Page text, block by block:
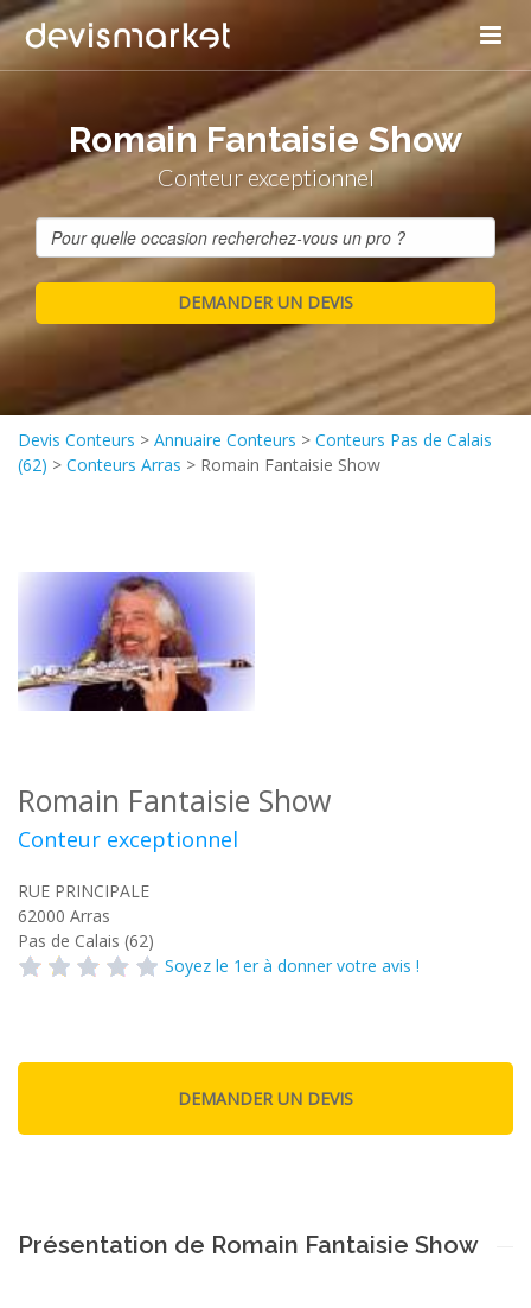
Romain Fantaisie Show
Conteur exceptionnel
Devis Conteurs > Annuaire Conteurs > Conteurs Pas de Calais
(62) > Conteurs Arras > Romain Fantaisie Show
Romain Fantaisie Show
Conteur exceptionnel
RUE PRINCIPALE
62000 Arras
Pas de Calais (62)
Soyez le 1er à donner votre avis !
Présentation de Romain Fantaisie Show